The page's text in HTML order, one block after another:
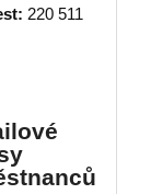
220 511